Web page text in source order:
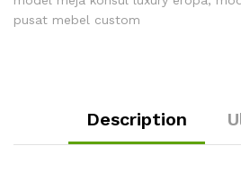
pusat mebel custom
Description